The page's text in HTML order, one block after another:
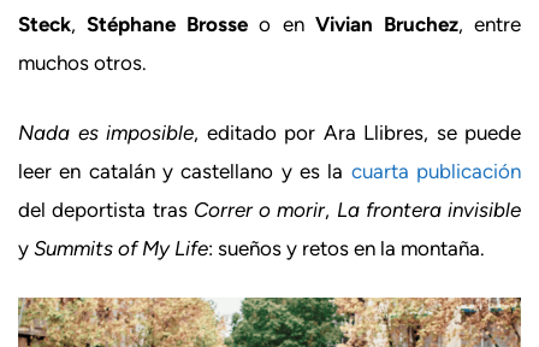
Steck,Stéphane Brosse o en Vivian Bruchez, entre
muchos otros.
Nada es imposible, editado por Ara Llibres, se puede
leer en catalán y castellano y es la cuarta publicación
del deportista tras Correr o morir, La frontera invisible
y Summits of My Life: sueños y retos en la montaña.